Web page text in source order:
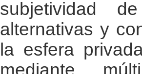
subjetividad
alternativas y
la esfera
mediante